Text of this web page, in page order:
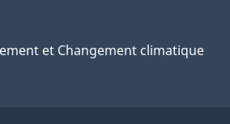
et Changement climatique